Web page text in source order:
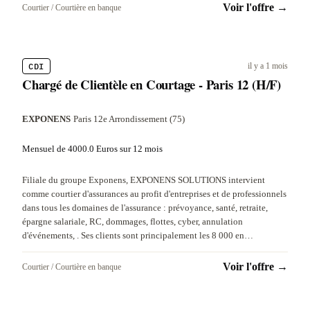
Courtier / Courtière en banque Voir l'offre →
CDI il y a 1 mois
Chargé de Clientèle en Courtage - Paris 12 (H/F)
EXPONENS·Paris 12e Arrondissement (75)
Mensuel de 4000.0 Euros sur 12 mois
Filiale du groupe Exponens, EXPONENS SOLUTIONS intervient
comme courtier d'assurances au profit d'entreprises et de professionnels
dans tous les domaines de l'assurance : prévoyance, santé, retraite,
épargne salariale, RC, dommages, flottes, cyber, annulation
d'événements, . Ses clients sont principalement les 8 000 en…
Courtier / Courtière en banque Voir l'offre →